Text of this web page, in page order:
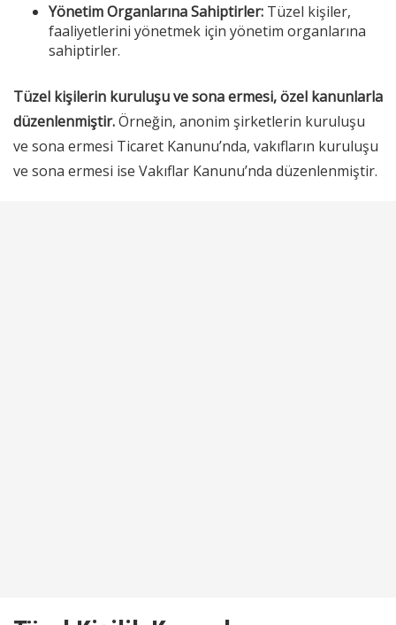
Yönetim Organlarına Sahiptirler: Tüzel kişiler,
faaliyetlerini yönetmek için yönetim organlarına
sahiptirler.
Tüzel kişilerin kuruluşu ve sona ermesi, özel kanunlarla
düzenlenmiştir.Örneğin, anonim şirketlerin kuruluşu
ve sona ermesi Ticaret Kanunu’nda, vakıfların kuruluşu
ve sona ermesi ise Vakıflar Kanunu’nda düzenlenmiştir.